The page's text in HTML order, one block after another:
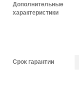
Дополнительные
характеристики
Срок гарантии